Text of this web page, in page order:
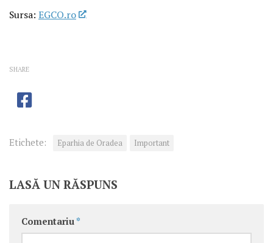
Sursa: EGCO.ro
SHARE
Etichete: Eparhia de Oradea Important
LASĂ UN RĂSPUNS
Comentariu *